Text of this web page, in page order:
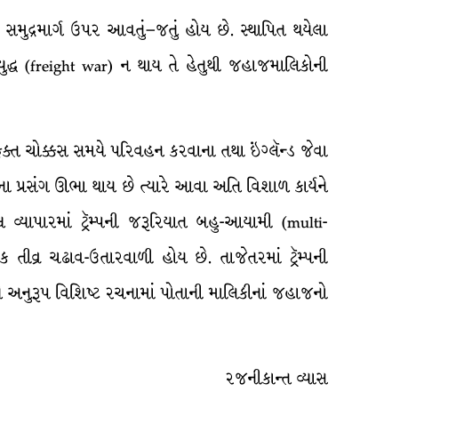
સમુદ્રમાર્ગ ઉપર આવતું–જતું હોય છે. સ્થાપિત થયેલા
(freight war) ન થાય તે હેતુથી જહાજમાલિકોની
ચોક્કસ સમયે પરિવહન કરવાના તથા ઇંગ્લૅન્ડ જેવા
પ્રસંગ ઊભા થાય છે ત્યારે આવા અતિ વિશાળ કાર્યને
ટ્રૅમ્પની જરૂરિયાત બહુ-આયામી (multi-
ચઢાવ-ઉતારવાળી હોય છે. તાજેતરમાં ટ્રૅમ્પની
વિશિષ્ટ રચનામાં પોતાની માલિકીનાં જહાજનો
રજનીકાન્ત વ્યાસ